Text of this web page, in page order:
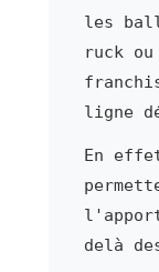
les
ruck
ligne
En
delà